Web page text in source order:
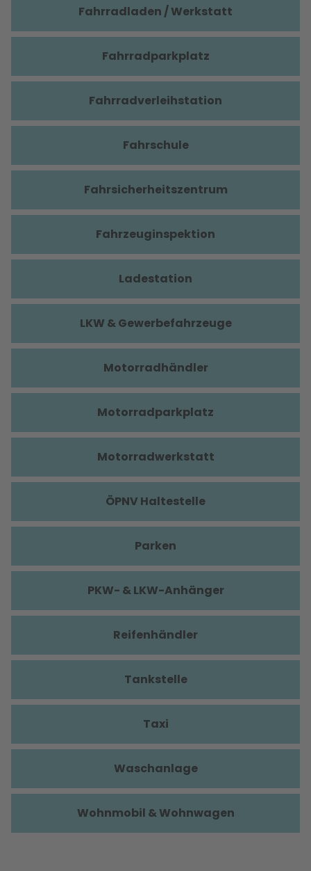
Fahrradladen / Werkstatt
Fahrradparkplatz
Fahrradverleihstation
Fahrschule
Fahrsicherheitszentrum
Fahrzeuginspektion
Ladestation
LKW & Gewerbefahrzeuge
Motorradhändler
Motorradparkplatz
Motorradwerkstatt
ÖPNV Haltestelle
Parken
PKW- & LKW-Anhänger
Reifenhändler
Tankstelle
Taxi
Waschanlage
Wohnmobil & Wohnwagen